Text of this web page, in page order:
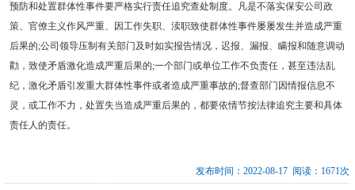
预防和处置群体性事件要严格实行责任追究查处制度。凡是不落实保安公司政
策、官僚主义作风严重、因工作失职、渎职致使群体性事件屡屡发生并造成严重
后果的;公司领导压制有关部门及时如实报告情况，迟报、漏报、瞒报和随意调动
勸，致使矛盾激化造成严重后果的;一个部门或单位工作不负责任，甚至违法乱
纪，激化矛盾引发重大群体性事件或者造成严重事故的;督查部门因情报信息不
灵，或工作不力，处置失当造成严重后果的，都要依情节按法律追究主要和具体
责任人的责任。
发布时间：2022-08-17 阅读：1671次